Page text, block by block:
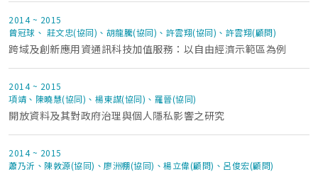
2014 ~ 2015
曾冠球、 莊文忠(協同)、胡龍騰(協同)、許雲翔(協同)、許雲翔(顧問)
跨域及創新應用資通訊科技加值服務：以自由經濟示範區為例
2014 ~ 2015
項靖、陳曉慧(協同)、楊東謀(協同)、羅晉(協同)
開放資料及其對政府治理與個人隱私影響之研究
2014 ~ 2015
蕭乃沂、陳敦源(協同)、廖洲棚(協同)、楊立偉(顧問)、呂俊宏(顧問)